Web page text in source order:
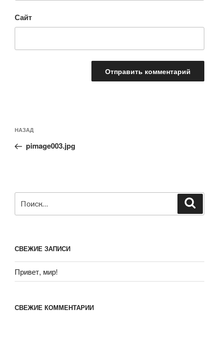
Сайт
НАЗАД
pimage003.jpg
СВЕЖИЕ ЗАПИСИ
Привет, мир!
СВЕЖИЕ КОММЕНТАРИИ